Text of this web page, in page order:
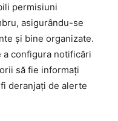
permisiuni
asigurându-se
și bine organizate.
a configura notificări
să fie informați
deranjați de alerte